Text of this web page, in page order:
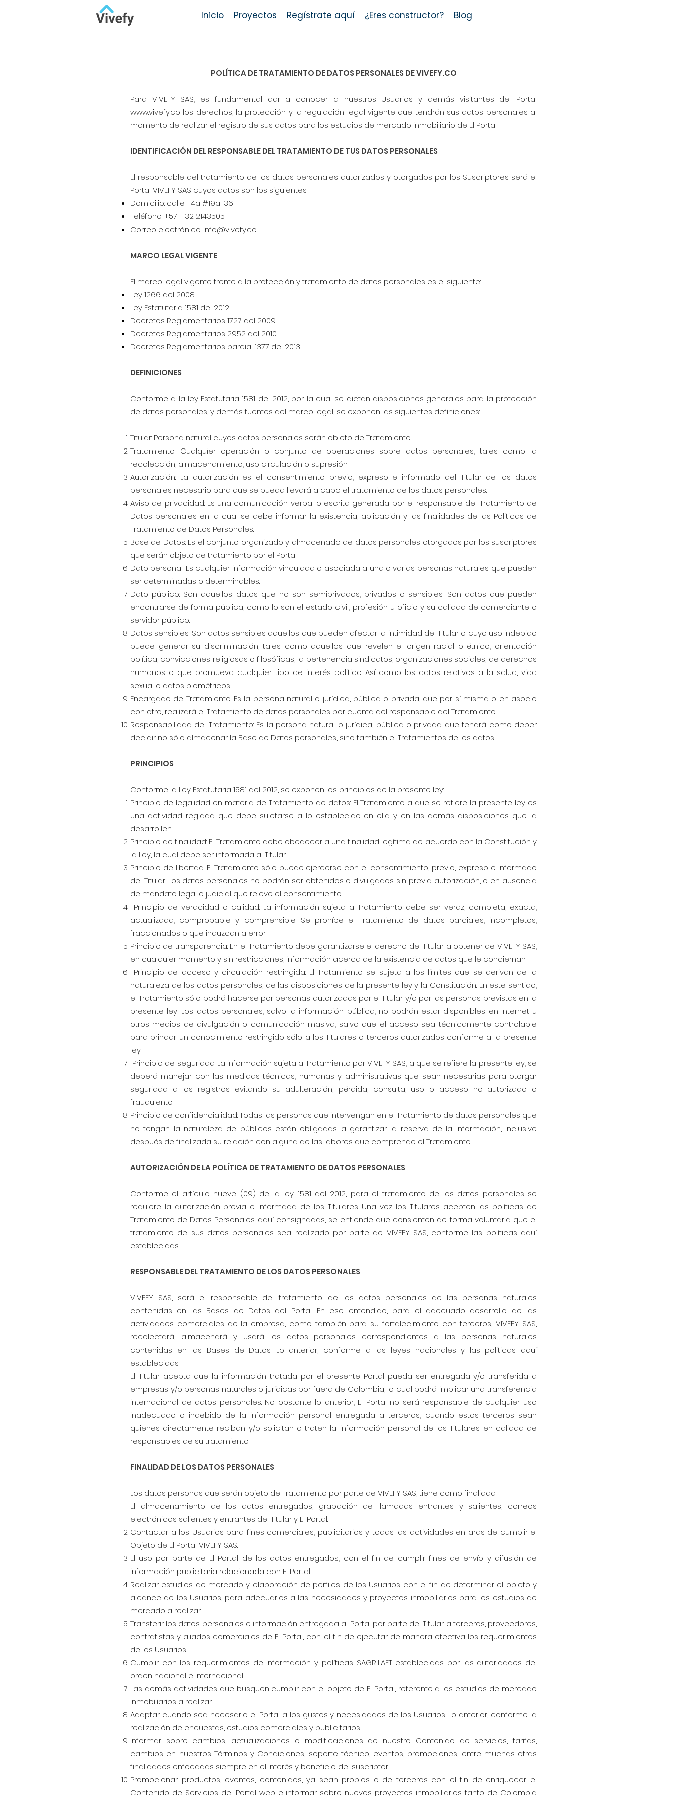
Inicio Proyectos Regístrate aquí ¿Eres constructor? Blog
POLÍTICA DE TRATAMIENTO DE DATOS PERSONALES DE VIVEFY.CO
Para VIVEFY SAS, es fundamental dar a conocer a nuestros Usuarios y demás visitantes del Portal
www.vivefy.co los derechos, la protección y la regulación legal vigente que tendrán sus datos personales al
momento de realizar el registro de sus datos para los estudios de mercado inmobiliario de El Portal.
IDENTIFICACIÓN DEL RESPONSABLE DEL TRATAMIENTO DE TUS DATOS PERSONALES
El responsable del tratamiento de los datos personales autorizados y otorgados por los Suscriptores será el
Portal VIVEFY SAS cuyos datos son los siguientes:
Domicilio: calle 114a #19a-36
Teléfono: +57 - 3212143505
Correo electrónico: info@vivefy.co
MARCO LEGAL VIGENTE
El marco legal vigente frente a la protección y tratamiento de datos personales es el siguiente:
Ley 1266 del 2008
Ley Estatutaria 1581 del 2012
Decretos Reglamentarios 1727 del 2009
Decretos Reglamentarios 2952 del 2010
Decretos Reglamentarios parcial 1377 del 2013
DEFINICIONES
Conforme a la ley Estatutaria 1581 del 2012, por la cual se dictan disposiciones generales para la protección
de datos personales, y demás fuentes del marco legal, se exponen las siguientes definiciones:
Titular: Persona natural cuyos datos personales serán objeto de Tratamiento
Tratamiento: Cualquier operación o conjunto de operaciones sobre datos personales, tales como la
recolección, almacenamiento, uso circulación o supresión.
Autorización: La autorización es el consentimiento previo, expreso e informado del Titular de los datos
personales necesario para que se pueda llevará a cabo el tratamiento de los datos personales.
Aviso de privacidad: Es una comunicación verbal o escrita generada por el responsable del Tratamiento de
Datos personales en la cual se debe informar la existencia, aplicación y las finalidades de las Políticas de
Tratamiento de Datos Personales.
Base de Datos: Es el conjunto organizado y almacenado de datos personales otorgados por los suscriptores
que serán objeto de tratamiento por el Portal.
Dato personal: Es cualquier información vinculada o asociada a una o varias personas naturales que pueden
ser determinadas o determinables.
Dato público: Son aquellos datos que no son semiprivados, privados o sensibles. Son datos que pueden
encontrarse de forma pública, como lo son el estado civil, profesión u oficio y su calidad de comerciante o
servidor público.
Datos sensibles: Son datos sensibles aquellos que pueden afectar la intimidad del Titular o cuyo uso indebido
puede generar su discriminación, tales como aquellos que revelen el origen racial o étnico, orientación
política, convicciones religiosas o filosóficas, la pertenencia sindicatos, organizaciones sociales, de derechos
humanos o que promueva cualquier tipo de interés político. Así como los datos relativos a la salud, vida
sexual o datos biométricos.
Encargado de Tratamiento: Es la persona natural o jurídica, pública o privada, que por sí misma o en asocio
con otro, realizará el Tratamiento de datos personales por cuenta del responsable del Tratamiento.
Responsabilidad del Tratamiento: Es la persona natural o jurídica, pública o privada que tendrá como deber
decidir no sólo almacenar la Base de Datos personales, sino también el Tratamientos de los datos.
PRINCIPIOS
Conforme la Ley Estatutaria 1581 del 2012, se exponen los principios de la presente ley:
Principio de legalidad en materia de Tratamiento de datos: El Tratamiento a que se refiere la presente ley es
una actividad reglada que debe sujetarse a lo establecido en ella y en las demás disposiciones que la
desarrollen.
Principio de finalidad: El Tratamiento debe obedecer a una finalidad legítima de acuerdo con la Constitución y
la Ley, la cual debe ser informada al Titular.
Principio de libertad: El Tratamiento sólo puede ejercerse con el consentimiento, previo, expreso e informado
del Titular. Los datos personales no podrán ser obtenidos o divulgados sin previa autorización, o en ausencia
de mandato legal o judicial que releve el consentimiento.
Principio de veracidad o calidad: La información sujeta a Tratamiento debe ser veraz, completa, exacta,
actualizada, comprobable y comprensible. Se prohíbe el Tratamiento de datos parciales, incompletos,
fraccionados o que induzcan a error.
Principio de transparencia: En el Tratamiento debe garantizarse el derecho del Titular a obtener de VIVEFY SAS,
en cualquier momento y sin restricciones, información acerca de la existencia de datos que le conciernan.
Principio de acceso y circulación restringida: El Tratamiento se sujeta a los límites que se derivan de la
naturaleza de los datos personales, de las disposiciones de la presente ley y la Constitución. En este sentido,
el Tratamiento sólo podrá hacerse por personas autorizadas por el Titular y/o por las personas previstas en la
presente ley; Los datos personales, salvo la información pública, no podrán estar disponibles en Internet u
otros medios de divulgación o comunicación masiva, salvo que el acceso sea técnicamente controlable
para brindar un conocimiento restringido sólo a los Titulares o terceros autorizados conforme a la presente
ley.
Principio de seguridad: La información sujeta a Tratamiento por VIVEFY SAS, a que se refiere la presente ley, se
deberá manejar con las medidas técnicas, humanas y administrativas que sean necesarias para otorgar
seguridad a los registros evitando su adulteración, pérdida, consulta, uso o acceso no autorizado o
fraudulento.
Principio de confidencialidad: Todas las personas que intervengan en el Tratamiento de datos personales que
no tengan la naturaleza de públicos están obligadas a garantizar la reserva de la información, inclusive
después de finalizada su relación con alguna de las labores que comprende el Tratamiento.
AUTORIZACIÓN DE LA POLÍTICA DE TRATAMIENTO DE DATOS PERSONALES
Conforme el artículo nueve (09) de la ley 1581 del 2012, para el tratamiento de los datos personales se
requiere la autorización previa e informada de los Titulares. Una vez los Titulares acepten las políticas de
Tratamiento de Datos Personales aquí consignadas, se entiende que consienten de forma voluntaria que el
tratamiento de sus datos personales sea realizado por parte de VIVEFY SAS, conforme las políticas aquí
establecidas.
RESPONSABLE DEL TRATAMIENTO DE LOS DATOS PERSONALES
VIVEFY SAS, será el responsable del tratamiento de los datos personales de las personas naturales
contenidas en las Bases de Datos del Portal. En ese entendido, para el adecuado desarrollo de las
actividades comerciales de la empresa, como también para su fortalecimiento con terceros, VIVEFY SAS,
recolectará, almacenará y usará los datos personales correspondientes a las personas naturales
contenidas en las Bases de Datos. Lo anterior, conforme a las leyes nacionales y las políticas aquí
establecidas.
El Titular acepta que la información tratada por el presente Portal pueda ser entregada y/o transferida a
empresas y/o personas naturales o jurídicas por fuera de Colombia, lo cual podrá implicar una transferencia
internacional de datos personales. No obstante lo anterior, El Portal no será responsable de cualquier uso
inadecuado o indebido de la información personal entregada a terceros, cuando estos terceros sean
quienes directamente reciban y/o solicitan o traten la información personal de los Titulares en calidad de
responsables de su tratamiento.
FINALIDAD DE LOS DATOS PERSONALES
Los datos personas que serán objeto de Tratamiento por parte de VIVEFY SAS, tiene como finalidad:
El almacenamiento de los datos entregados, grabación de llamadas entrantes y salientes, correos
electrónicos salientes y entrantes del Titular y El Portal.
Contactar a los Usuarios para fines comerciales, publicitarios y todas las actividades en aras de cumplir el
Objeto de El Portal VIVEFY SAS.
El uso por parte de El Portal de los datos entregados, con el fin de cumplir fines de envío y difusión de
información publicitaria relacionada con El Portal.
Realizar estudios de mercado y elaboración de perfiles de los Usuarios con el fin de determinar el objeto y
alcance de los Usuarios, para adecuarlos a las necesidades y proyectos inmobiliarios para los estudios de
mercado a realizar.
Transferir los datos personales e información entregada al Portal por parte del Titular a terceros, proveedores,
contratistas y aliados comerciales de El Portal, con el fin de ejecutar de manera efectiva los requerimientos
de los Usuarios.
Cumplir con los requerimientos de información y políticas SAGRILAFT establecidas por las autoridades del
orden nacional e internacional.
Las demás actividades que busquen cumplir con el objeto de El Portal, referente a los estudios de mercado
inmobiliarios a realizar.
Adaptar cuando sea necesario el Portal a los gustos y necesidades de los Usuarios. Lo anterior, conforme la
realización de encuestas, estudios comerciales y publicitarios.
Informar sobre cambios, actualizaciones o modificaciones de nuestro Contenido de servicios, tarifas,
cambios en nuestros Términos y Condiciones, soporte técnico, eventos, promociones, entre muchas otras
finalidades enfocadas siempre en el interés y beneficio del suscriptor.
Promocionar productos, eventos, contenidos, ya sean propios o de terceros con el fin de enriquecer el
Contenido de Servicios del Portal web e informar sobre nuevos proyectos inmobiliarios tanto de Colombia